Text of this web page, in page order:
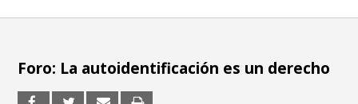
Foro: La autoidentificación es un derecho